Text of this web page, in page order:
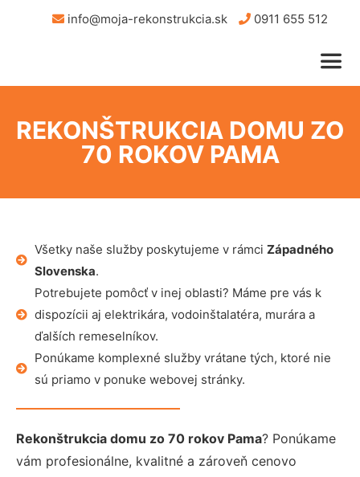
info@moja-rekonstrukcia.sk 0911 655 512
REKONŠTRUKCIA DOMU ZO
70 ROKOV PAMA
Všetky naše služby poskytujeme v rámci Západného
Slovenska.
Potrebujete pomôcť v inej oblasti? Máme pre vás k
dispozícii aj elektrikára, vodoinštalatéra, murára a
ďalších remeselníkov.
Ponúkame komplexné služby vrátane tých, ktoré nie
sú priamo v ponuke webovej stránky.
Rekonštrukcia domu zo 70 rokov Pama? Ponúkame
vám profesionálne, kvalitné a zároveň cenovo